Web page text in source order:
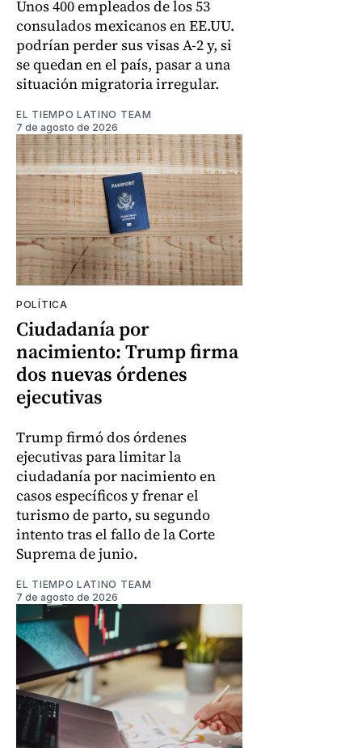
Unos 400 empleados de los 53
consulados mexicanos en EE.UU.
podrían perder sus visas A-2 y, si
se quedan en el país, pasar a una
situación migratoria irregular.
EL TIEMPO LATINO TEAM
7 de agosto de 2026
POLÍTICA
Ciudadanía por
nacimiento: Trump firma
dos nuevas órdenes
ejecutivas
Trump firmó dos órdenes
ejecutivas para limitar la
ciudadanía por nacimiento en
casos específicos y frenar el
turismo de parto, su segundo
intento tras el fallo de la Corte
Suprema de junio.
EL TIEMPO LATINO TEAM
7 de agosto de 2026